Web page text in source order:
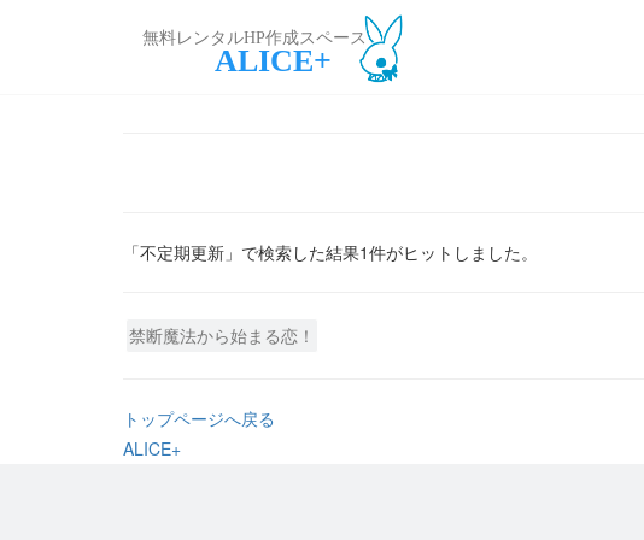
無料レンタルHP作成スペース
ALICE+
「不定期更新」で検索した結果1件がヒットしました。
禁断魔法から始まる恋！
トップページへ戻る
ALICE+